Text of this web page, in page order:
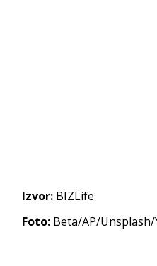
Izvor: BIZLife
Foto: Beta/AP/